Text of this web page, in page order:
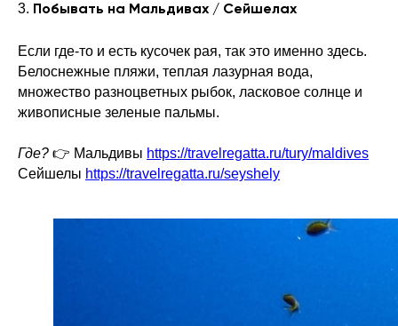
3. Побывать на Мальдивах / Сейшелах
Если где-то и есть кусочек рая, так это именно здесь.
Белоснежные пляжи, теплая лазурная вода,
множество разноцветных рыбок, ласковое солнце и
живописные зеленые пальмы.
Где? 👉 Мальдивы https://travelregatta.ru/tury/maldives
Сейшелы https://travelregatta.ru/seyshely